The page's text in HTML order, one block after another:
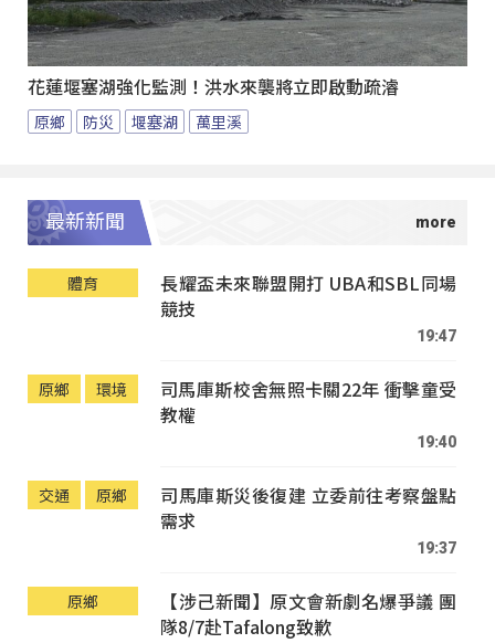
花蓮堰塞湖強化監測！洪水來襲將立即啟動疏濬
原鄉 防災 堰塞湖 萬里溪
最新新聞
體育
長耀盃未來聯盟開打 UBA和SBL同場
競技
19:47
原鄉 環境
司馬庫斯校舍無照卡關22年 衝擊童受
教權
19:40
交通 原鄉
司馬庫斯災後復建 立委前往考察盤點
需求
19:37
原鄉
【涉己新聞】原文會新劇名爆爭議 團
隊8/7赴Tafalong致歉